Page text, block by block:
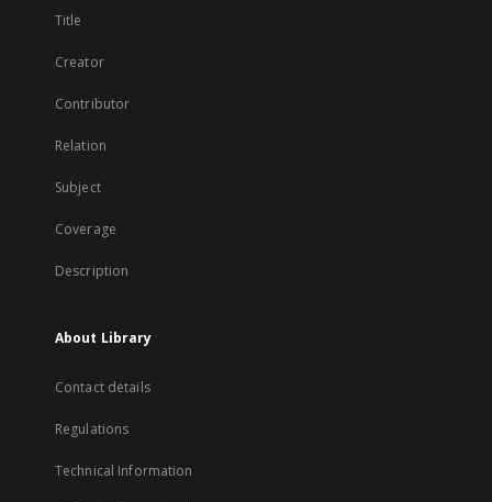
Title
Creator
Contributor
Relation
Subject
Coverage
Description
About Library
Contact details
Regulations
Technical Information